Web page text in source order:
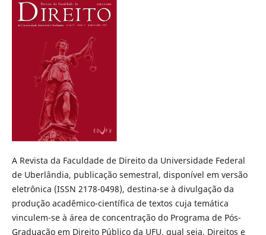
A Revista da Faculdade de Direito da Universidade Federal
de Uberlândia, publicação semestral, disponível em versão
eletrônica (ISSN 2178-0498), destina-se à divulgação da
produção acadêmico-científica de textos cuja temática
vinculem-se à área de concentração do Programa de Pós-
Graduação em Direito Público da UFU, qual seja, Direitos e